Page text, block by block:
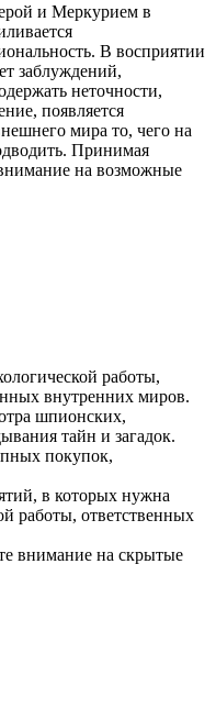
и Меркурием в
В восприятии
заблуждений,
неточности,
появляется
мира то, чего на
Принимая
на возможные
работы,
внутренних миров.
шпионских,
тайн и загадок.
покупок,
в которых нужна
работы, ответственных
внимание на скрытые